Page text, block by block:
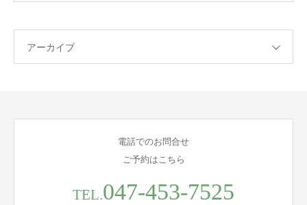
アーカイブ
電話でのお問合せ
ご予約はこちら
TEL.047-453-7525